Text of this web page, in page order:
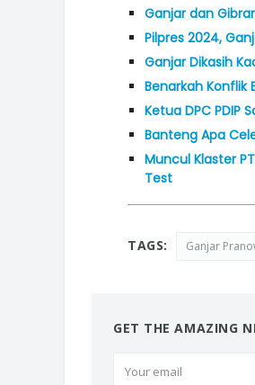
Ganjar dan
Pilpres 2024,
Ganjar Dikasih
Benarkah Konflik
Ketua DPC PDIP
Banteng Apa
Muncul Klaster
Test
TAGS: Ganjar
GET THE AMAZING